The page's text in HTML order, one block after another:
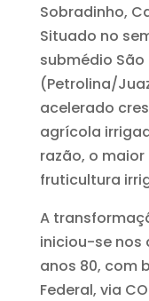
Sobradinho,
Situado no
submédio
(Petrolina/
acelerado
agrícola
razão, o
fruticultura
A
iniciou-se nos
anos 80, com
Federal, via